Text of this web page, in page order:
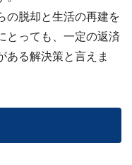
の脱却と生活の再建を
とっても、一定の返済
ある解決策と言えま